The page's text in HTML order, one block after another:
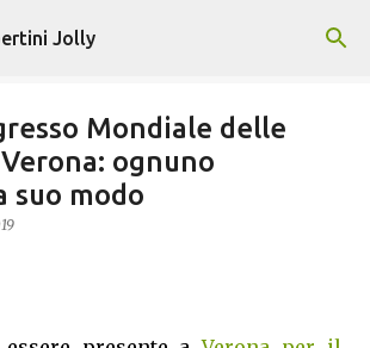
ai contenuti principali
Jolly
Mondiale delle
ognuno
suo modo